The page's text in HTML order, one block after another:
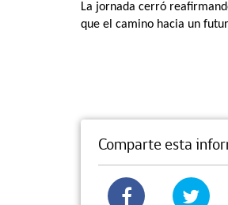
La jornada cerró
que el camino hacia un
Comparte esta